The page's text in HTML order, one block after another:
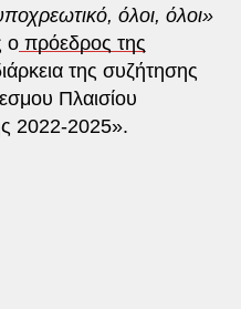
όλοι, όλοι»
οπρόεδρος της
της συζήτησης
Πλαισίου
2022-2025».